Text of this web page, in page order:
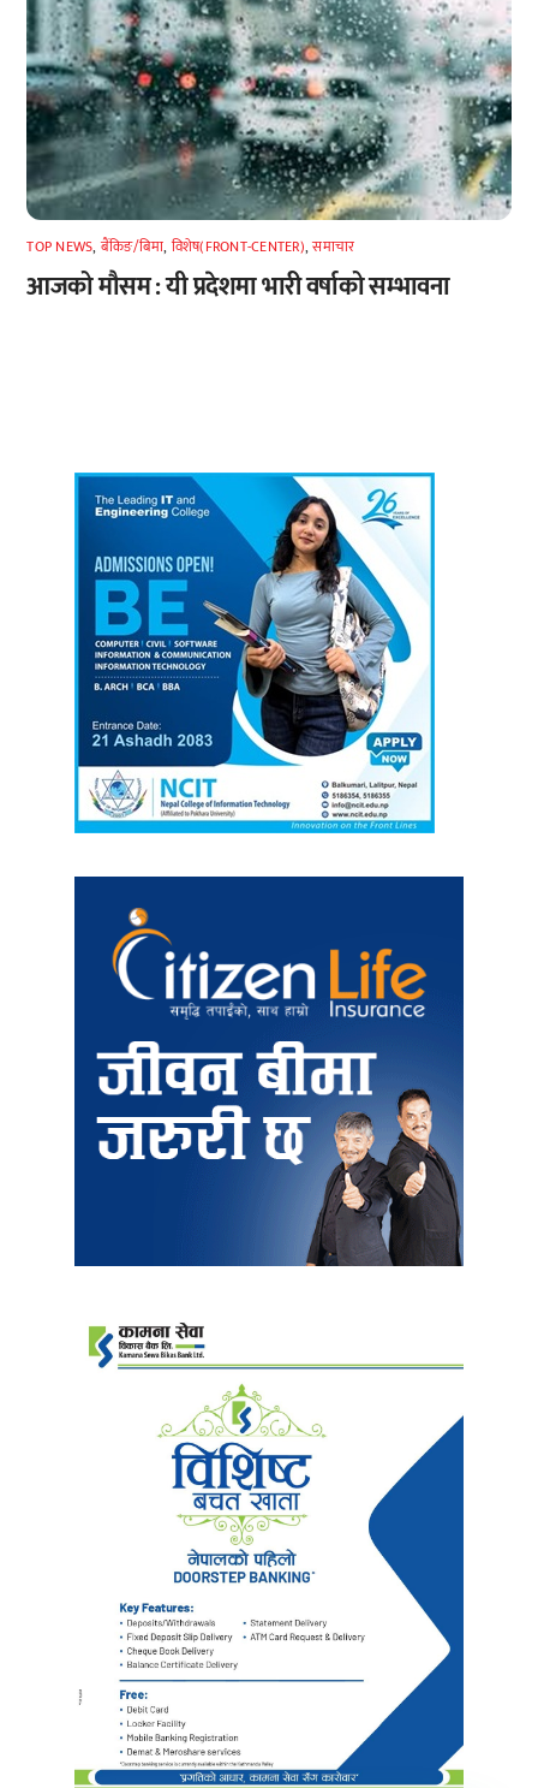
TOP NEWS, बैंकिङ/बिमा, विशेष(FRONT-CENTER),समाचार
आजको मौसम : यी प्रदेशमा भारी वर्षाको सम्भावना